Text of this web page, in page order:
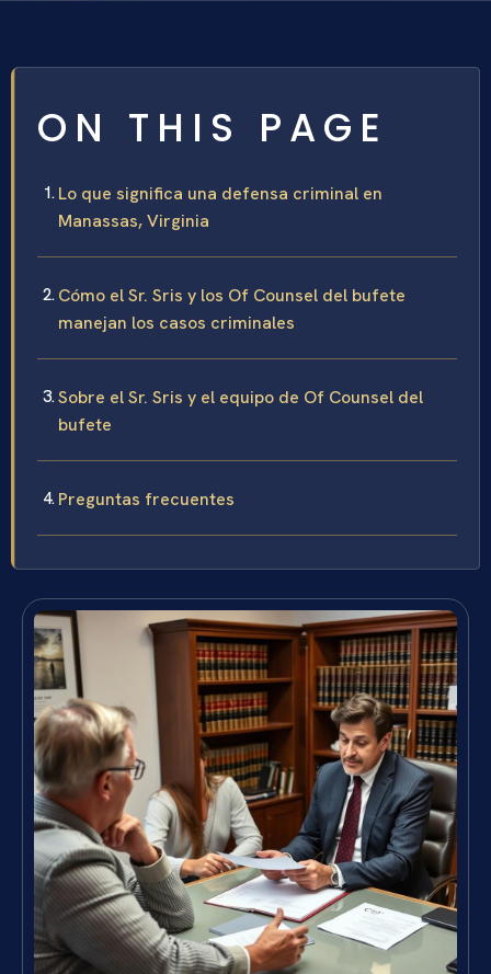
ON THIS PAGE
Lo que significa una defensa criminal en
Manassas, Virginia
Cómo el Sr. Sris y los Of Counsel del bufete
manejan los casos criminales
Sobre el Sr. Sris y el equipo de Of Counsel del
bufete
Preguntas frecuentes